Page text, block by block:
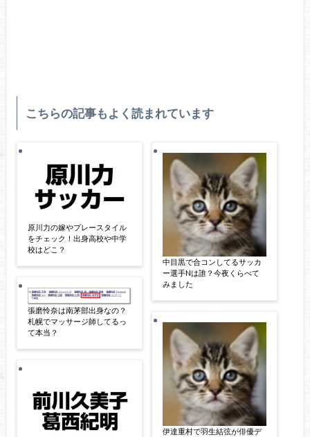
こちらの記事もよく読まれています
原川力の嫁やプレースタイル
をチェック！出身高校や中学
校はどこ？
張磨怜奈は南茅部出身なの？
札幌でマッサージ師してるっ
て本当？
中目黒で合コンしてるサッカ
ー選手Nは誰？今夜くらべて
みました
伊達重村で羽生結弦が俳優デ